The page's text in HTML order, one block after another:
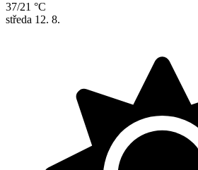
37/21 °C
středa 12. 8.